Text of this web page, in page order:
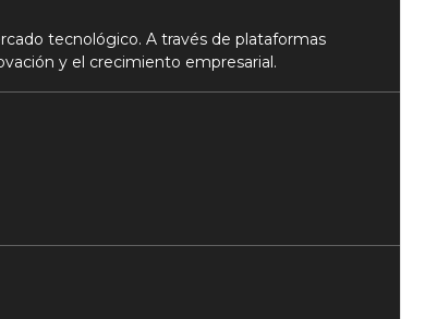
tecnológico. A través de plataformas
y el crecimiento empresarial.